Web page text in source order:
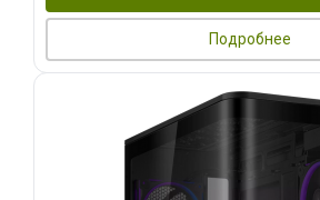
Подробнее